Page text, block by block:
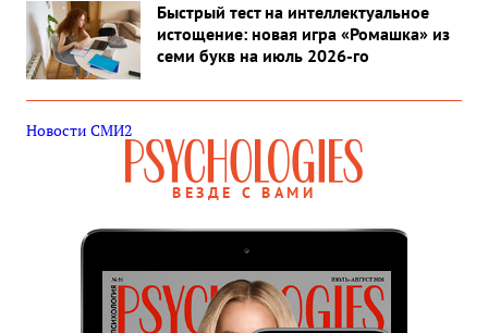
Быстрый тест на интеллектуальное
истощение: новая игра «Ромашка» из
семи букв на июль 2026-го
Новости СМИ2
ВЕЗДЕ С ВАМИ